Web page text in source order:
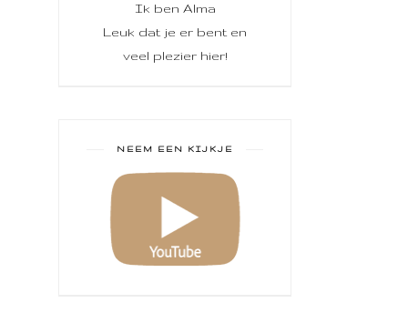
Ik ben Alma
Leuk dat je er bent en
veel plezier hier!
NEEM EEN KIJKJE